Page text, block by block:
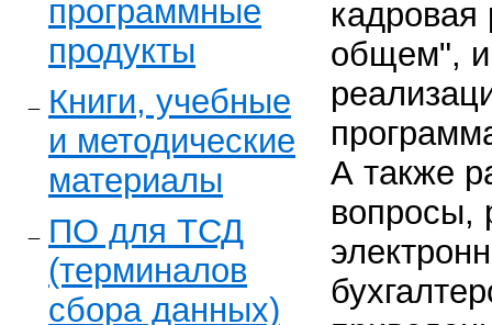
программные
продукты
Книги, учебные
и методические
материалы
ПО для ТСД
(терминалов
сбора данных)
кадровая
общем", и
А также
вопросы,